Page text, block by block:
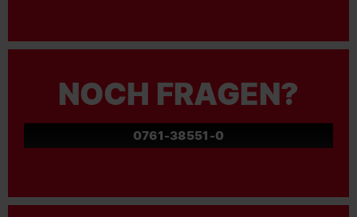
NOCH FRAGEN?
0761-38551-0